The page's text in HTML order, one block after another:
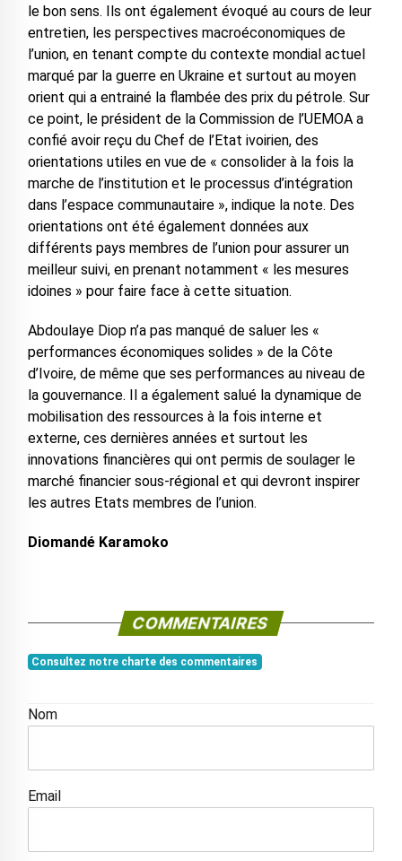
le bon sens. Ils ont également évoqué au cours de leur
entretien, les perspectives macroéconomiques de
l’union, en tenant compte du contexte mondial actuel
marqué par la guerre en Ukraine et surtout au moyen
orient qui a entrainé la flambée des prix du pétrole. Sur
ce point, le président de la Commission de l’UEMOA a
confié avoir reçu du Chef de l’Etat ivoirien, des
orientations utiles en vue de « consolider à la fois la
marche de l’institution et le processus d’intégration
dans l’espace communautaire », indique la note. Des
orientations ont été également données aux
différents pays membres de l’union pour assurer un
meilleur suivi, en prenant notamment « les mesures
idoines » pour faire face à cette situation.
Abdoulaye Diop n’a pas manqué de saluer les «
performances économiques solides » de la Côte
d’Ivoire, de même que ses performances au niveau de
la gouvernance. Il a également salué la dynamique de
mobilisation des ressources à la fois interne et
externe, ces dernières années et surtout les
innovations financières qui ont permis de soulager le
marché financier sous-régional et qui devront inspirer
les autres Etats membres de l’union.
Diomandé Karamoko
COMMENTAIRES
Consultez notre charte des commentaires
Nom
Email